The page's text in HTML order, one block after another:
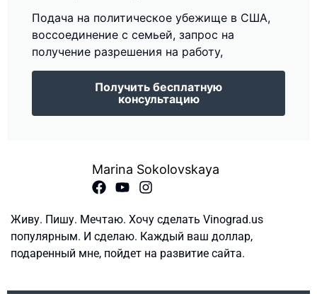
Подача на политическое убежище в США,
воссоединение с семьей, запрос на
получение разрешения на работу,
Получить бесплатную
консультацию
Marina Sokolovskaya
Живу. Пишу. Мечтаю. Хочу сделать Vinograd.us
популярным. И сделаю. Каждый ваш доллар,
подаренный мне, пойдет на развитие сайта.